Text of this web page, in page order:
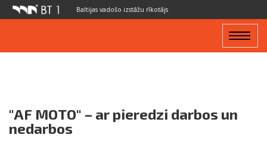
Baltijas vadošo izstāžu rīkotājs
Toggle
"AF MOTO" – ar pieredzi darbos un
nedarbos